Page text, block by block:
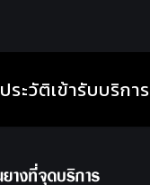
ประวัติเข้ารับบริการ